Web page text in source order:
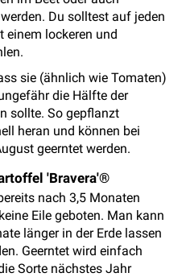
Du solltest auf jeden
einem lockeren und
sie (ähnlich wie Tomaten)
die Hälfte der
sollte. So gepflanzt
heran und können bei
geerntet werden.
'Bravera'®
nach 3,5 Monaten
Eile geboten. Man kann
länger in der Erde lassen
Geerntet wird einfach
Sorte nächstes Jahr